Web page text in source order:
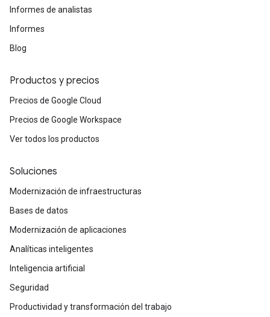
Informes de analistas
Informes
Blog
Productos y precios
Precios de Google Cloud
Precios de Google Workspace
Ver todos los productos
Soluciones
Modernización de infraestructuras
Bases de datos
Modernización de aplicaciones
Analíticas inteligentes
Inteligencia artificial
Seguridad
Productividad y transformación del trabajo